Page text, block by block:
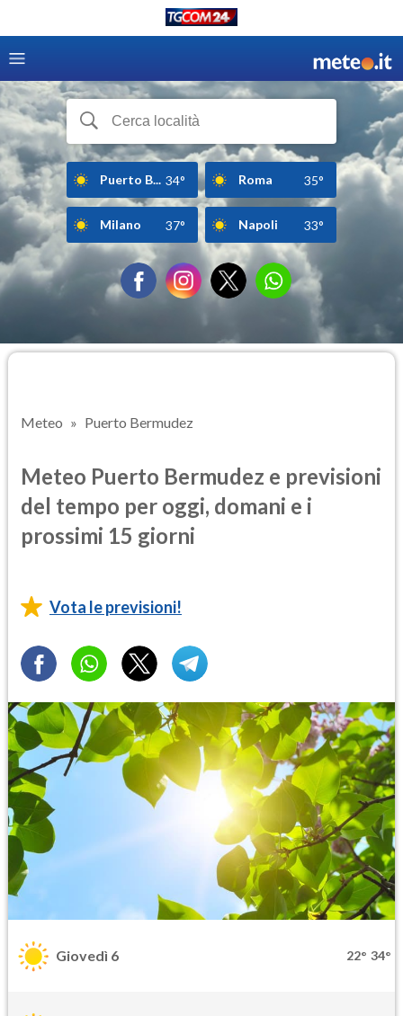
Puerto B... 34° Roma 35°
Milano 37° Napoli 33°
Meteo Puerto Bermudez
Meteo Puerto Bermudez e previsioni
del tempo per oggi, domani e i
prossimi 15 giorni
Vota le previsioni!
Giovedì 6 22° 34°